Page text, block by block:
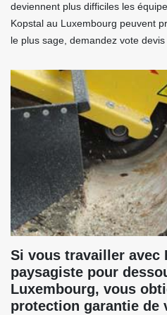
deviennent plus difficiles les
Kopstal au Luxembourg peuvent
le plus sage, demandez vote devis
Si vous travailler avec
paysagiste pour
Luxembourg, vous
protection garantie de